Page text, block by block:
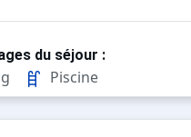
confort, vous trouverez
du séjour :
Piscine